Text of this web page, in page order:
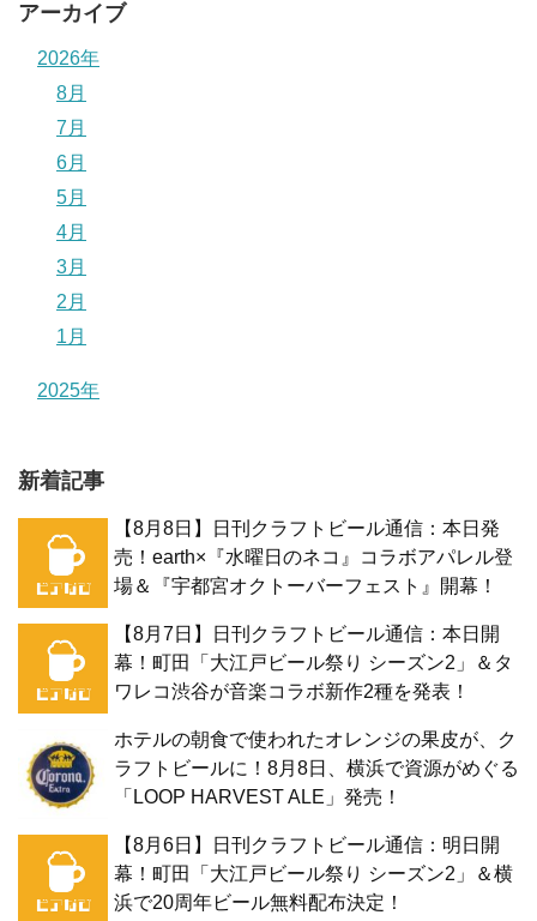
アーカイブ
2026年
8月
7月
6月
5月
4月
3月
2月
1月
2025年
新着記事
【8月8日】日刊クラフトビール通信：本日発
売！earth×『水曜日のネコ』コラボアパレル登
場＆『宇都宮オクトーバーフェスト』開幕！
【8月7日】日刊クラフトビール通信：本日開
幕！町田「大江戸ビール祭り シーズン2」＆タ
ワレコ渋谷が音楽コラボ新作2種を発表！
ホテルの朝食で使われたオレンジの果皮が、ク
ラフトビールに！8月8日、横浜で資源がめぐる
「LOOP HARVEST ALE」発売！
【8月6日】日刊クラフトビール通信：明日開
幕！町田「大江戸ビール祭り シーズン2」＆横
浜で20周年ビール無料配布決定！